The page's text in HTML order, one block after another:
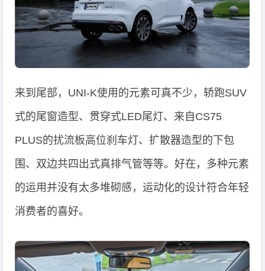
来到尾部，UNI-K使用的元素可真不少，轿跑SUV
式的尾窗造型、贯穿式LED尾灯、来自CS75
PLUS的扰流板高位刹车灯、扩散器造型的下包
围、双边共四出式真排气管等等。好在，多种元素
的运用并没有太多堆砌感，运动化的设计符合年轻
消费者的喜好。